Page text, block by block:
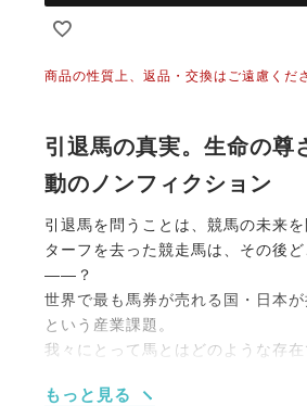
商品の性質上、返品・交換はご遠慮くだ
引退馬の真実。生命の尊
動のノンフィクション
引退馬を問うことは、競馬の未来を
ターフを去った競走馬は、その後
――？
世界で最も馬券が売れる国・日本が
という産業課題。
我々にとって馬とはどのような存在
の監督を務めた、競馬を愛する著者
もっと見る